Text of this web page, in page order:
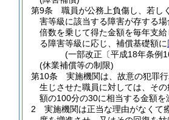
第9条
職員が公務上負傷し、若し
害等級に該当する障害が存する
倍数を乗じて得た金額を毎年支給
る障害等級に応じ、補償基礎額に
(一部改正〔平成18年条例
(休業補償等の制限)
第10条
実施機関は、故意の犯罪
生じさせた職員に対しては、そ
額の100分の30に相当する金額を
2
実施機関は正当な理由がなくて